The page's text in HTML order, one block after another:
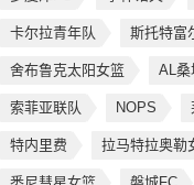
卡尔拉青年队 斯托特富
舍布鲁克太阳女篮 AL桑
索菲亚联队 NOPS
特内里费 拉马特拉奥勒